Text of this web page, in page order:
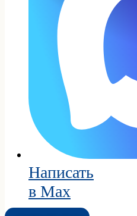
Написать
в Max